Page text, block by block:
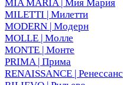
MIA MARIA | Мия Мария
MILETTI | Милетти
MODERN | Модерн
MOLLE | Молле
MONTE | Монте
PRIMA | Прима
RENAISSANCE | Ренессанс